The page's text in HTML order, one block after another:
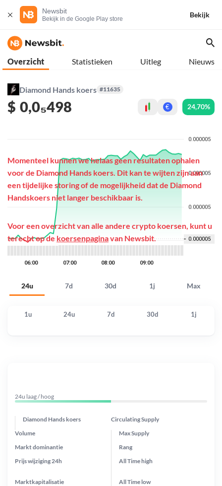
Newsbit
Bekijk in de Google Play store
Bekijk
Overzicht Statistieken Uitleg Nieuws
Diamond Hands koers #11635
$ 0,0₅498 € 24,70%
24u 7d 30d 1j Max
Momenteel kunnen we helaas geen resultaten ophalen
voor de Diamond Hands koers. Dit kan te wijten zijn aan
een tijdelijke storing of de mogelijkheid dat de Diamond
Handskoers niet langer beschikbaar is.
Voor een overzicht van alle andere crypto koersen, kunt u
terecht op de koersenpaginavan Newsbit.
1u 24u 7d 30d 1j
24u laag / hoog
Diamond Hands koers Circulating Supply
Prijs wijziging 24h
Max Supply
Markt dominantie
Marktkapitalisatie
Volume
Rang
All Timehigh
All Time low